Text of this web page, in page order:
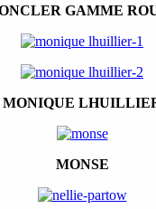
GAMME
MONIQUE
MONSE